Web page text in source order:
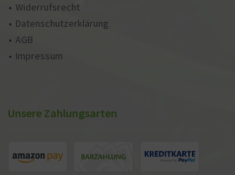
Widerrufsrecht
Datenschutzerklärung
AGB
Impressum
Unsere Zahlungsarten